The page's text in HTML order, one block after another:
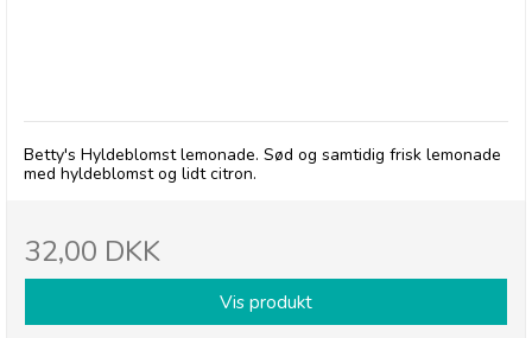
Betty's Hyldeblomst lemonade. Sød og samtidig frisk lemonade
med hyldeblomst og lidt citron.
32,00 DKK
Vis produkt